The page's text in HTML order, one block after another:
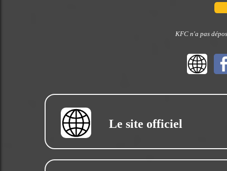
KFC n'a pas
Le site officiel